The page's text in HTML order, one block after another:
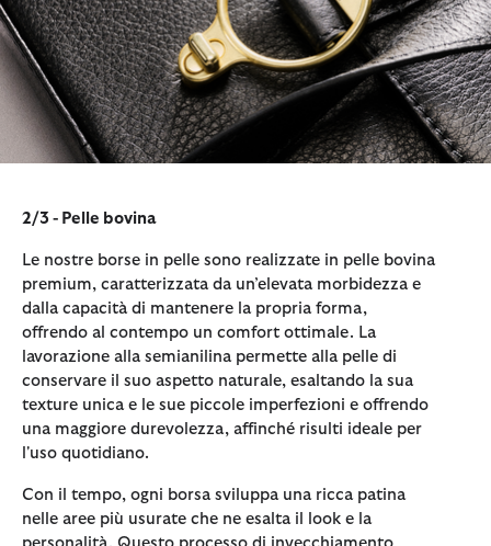
2/3 - Pelle bovina
Le nostre borse in pelle sono realizzate in pelle bovina
premium, caratterizzata da un’elevata morbidezza e
dalla capacità di mantenere la propria forma,
offrendo al contempo un comfort ottimale. La
lavorazione alla semianilina permette alla pelle di
conservare il suo aspetto naturale, esaltando la sua
texture unica e le sue piccole imperfezioni e offrendo
una maggiore durevolezza, affinché risulti ideale per
l'uso quotidiano.
Con il tempo, ogni borsa sviluppa una ricca patina
nelle aree più usurate che ne esalta il look e la